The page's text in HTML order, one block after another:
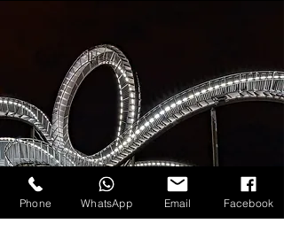
Phone WhatsApp Email Facebook